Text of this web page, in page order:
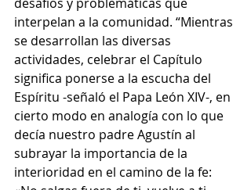
interpelan a la comunidad. “Mientras
se desarrollan las diversas
actividades, celebrar el Capítulo
significa ponerse a la escucha del
Espíritu -señaló el Papa León XIV-, en
cierto modo en analogía con lo que
decía nuestro padre Agustín al
subrayar la importancia de la
interioridad en el camino de la fe: